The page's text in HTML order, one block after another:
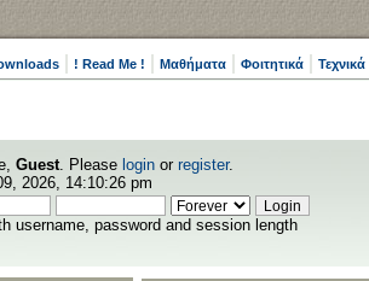
! Read Me ! Μαθήματα Φοιτητικά
Guest. Please login or register.
2026, 14:10:26 pm
username, password and session length